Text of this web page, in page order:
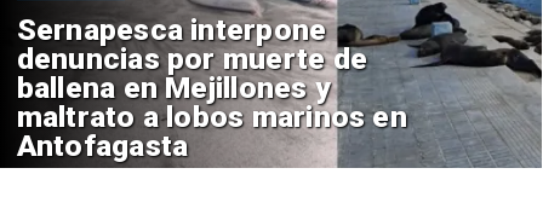
Sernapesca interpone
denuncias por muerte de
ballena en Mejillones y
maltrato a lobos marinos en
Antofagasta